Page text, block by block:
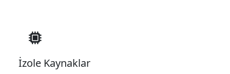
İzole Kaynaklar